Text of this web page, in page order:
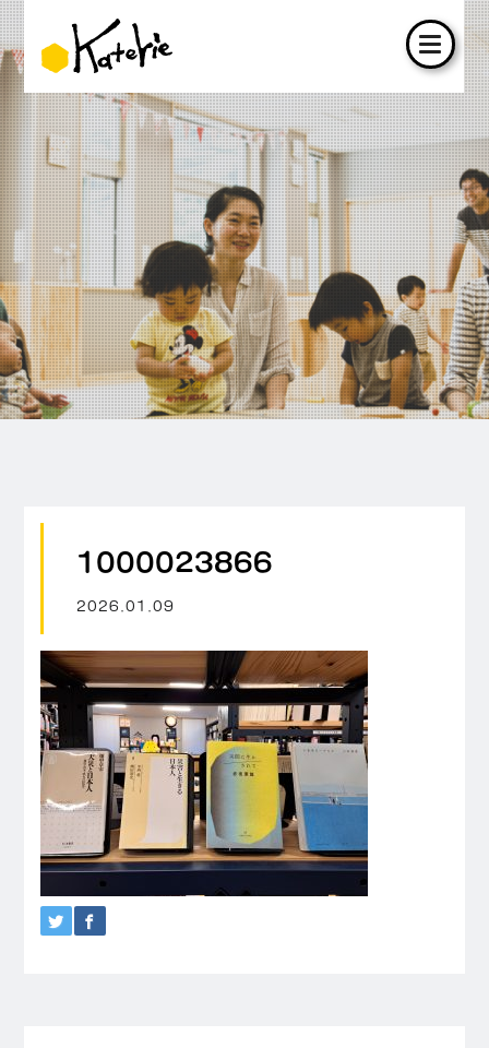
1000023866
2026.01.09